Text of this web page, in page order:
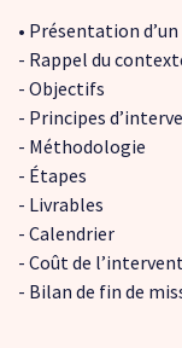
• Présentation
- Rappel du
- Objectifs
- Principes
- Méthodologie
- Étapes
- Livrables
- Calendrier
- Coût de
- Bilan de fin de